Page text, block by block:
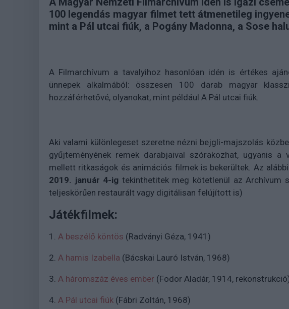
100 legendás magyar filmet tett átmenetileg
mint a Pál utcai fiúk, a Pogány Madonna, a Sose
A Filmarchívum a tavalyihoz hasonlóan idén is értékes
ünnepek alkalmából: összesen 100 darab magyar
hozzáférhetővé, olyanokat, mint például A Pál utcai fiúk.
Aki valami különlegeset szeretne nézni bejgli-majszolás
gyűjteményének remek darabjaival szórakozhat, ugyanis
mellett ritkaságok és animációs filmek is bekerültek. Az
2019. január 4-ig tekinthetitek meg kötetlenül az Archívum
teljeskörűen restaurált vagy digitálisan felújított is)
Játékfilmek:
1. A beszélő köntös (Radványi Géza, 1941)
2. A hamis Izabella (Bácskai Lauró István, 1968)
3. A háromszáz éves ember (Fodor Aladár, 1914,
4. A Pál utcai fiúk (Fábri Zoltán, 1968)